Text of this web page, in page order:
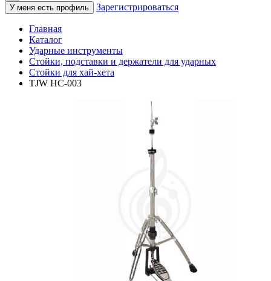
У меня есть профиль
Зарегистрироваться
Главная
Каталог
Ударные инструменты
Стойки, подставки и держатели для ударных
Стойки для хай-хета
TJW HC-003